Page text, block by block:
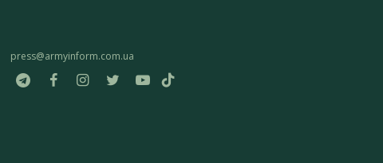
press@armyinform.com.ua